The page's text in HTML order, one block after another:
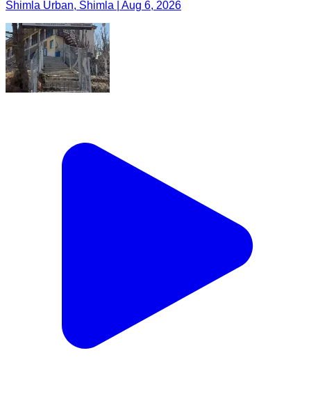
Shimla Urban, Shimla | Aug 6, 2026